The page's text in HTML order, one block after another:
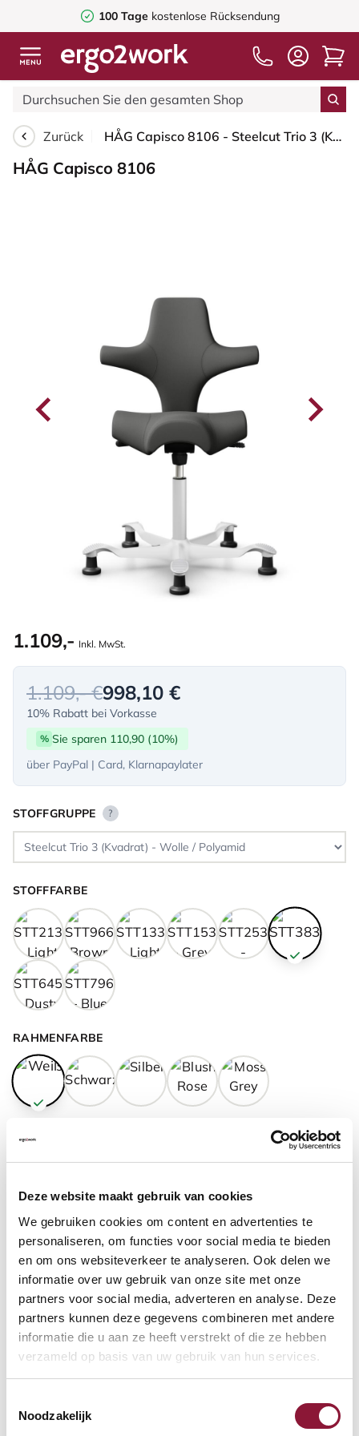
Deze website maakt gebruik van cookies
We gebruiken cookies om content en advertenties te
personaliseren, om functies voor social media te bieden
en om ons websiteverkeer te analyseren. Ook delen we
informatie over uw gebruik van onze site met onze
partners voor social media, adverteren en analyse. Deze
partners kunnen deze gegevens combineren met andere
informatie die u aan ze heeft verstrekt of die ze hebben
verzameld op basis van uw gebruik van hun services.
Noodzakelijk
100 Tage kostenlose Rücksendung
Zurück HÅG Capisco 8106 - Steelcut Trio 3 (Kvadrat) - Wolle / Polyamid - STT383 - Charcoal - Weiß - 265 mm (Sitzhöhe 53-79cm) - Bodengleiter
HÅG Capisco 8106
1.109,- Inkl. MwSt.
1.109,- €998,10 €
10% Rabatt bei Vorkasse
% Sie sparen 110,90 (10%)
über PayPal | Card, Klarnapaylater
STOFFGRUPPE ?
STOFFFARBE
RAHMENFARBE
FUSSRING ?
FUSSRING AUS POLIERTEM ALUMINIUM